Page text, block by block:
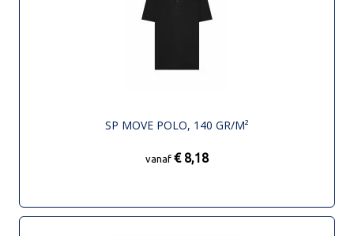
SP MOVE POLO, 140 GR/M²
vanaf € 8,18